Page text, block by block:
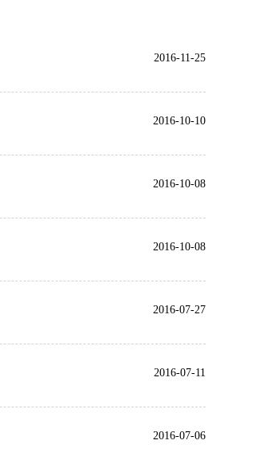
中国翻译年鉴
2016-11-25
2016-10-10
2016-10-08
2016-10-08
2016-07-27
2016-07-11
2016-07-06